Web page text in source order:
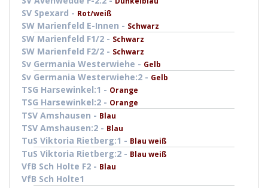
SV Spexard - Rot/weiß
SW Marienfeld E-Innen - Schwarz
SW Marienfeld F1/2 - Schwarz
SW Marienfeld F2/2 - Schwarz
Sv Germania Westerwiehe - Gelb
Sv Germania Westerwiehe:2 - Gelb
TSG Harsewinkel:1 - Orange
TSG Harsewinkel:2 - Orange
TSV Amshausen - Blau
TSV Amshausen:2 - Blau
TuS Viktoria Rietberg:1 - Blau weiß
TuS Viktoria Rietberg:2 - Blau weiß
VfB Sch Holte F2 - Blau
VfB Sch Holte1